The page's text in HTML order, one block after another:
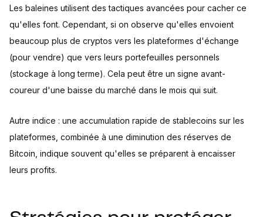
Les baleines utilisent des tactiques avancées pour cacher ce
qu'elles font. Cependant, si on observe qu'elles envoient
beaucoup plus de cryptos vers les plateformes d'échange
(pour vendre) que vers leurs portefeuilles personnels
(stockage à long terme). Cela peut être un signe avant-
coureur d'une baisse du marché dans le mois qui suit.
Autre indice : une accumulation rapide de stablecoins sur les
plateformes, combinée à une diminution des réserves de
Bitcoin, indique souvent qu'elles se préparent à encaisser
leurs profits.